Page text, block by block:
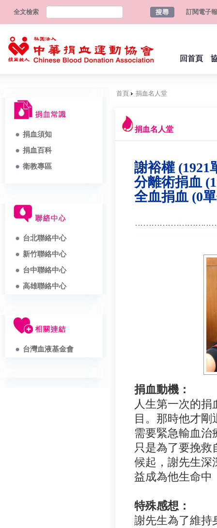
全文檢索 訂閱電子報
回首頁
捐血須知
捐血百科
衛教專區
台北聯絡中心
新竹聯絡中心
台中聯絡中心
高雄聯絡中心
台灣血液基金會
首頁 捐血名人堂
捐血名人堂
謝裕權 (1921
分離術捐血
全血捐血 (0
捐血動機：
人生第一次的
目。那時他才
需要緊急輸血治
只是為了要挽救
候起，謝先生深
益成為他生命中
特殊感想：
謝先生為了維持